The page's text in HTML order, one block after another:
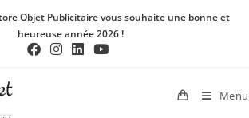
Objet Publicitaire vous souhaite une bonne et
heureuse année 2026 !
Menu